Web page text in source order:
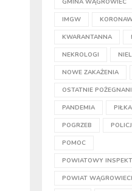
GMINA WĄGROWIEC
IMGW
KWARANTANNA
NEKROLOGI
NOWE ZAKAŻENIA
OSTATNIE
PANDEMIA
POGRZEB
POMOC
POWIATOWY
POWIAT